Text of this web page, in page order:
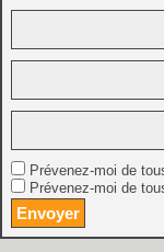
Prévenez-moi de
Prévenez-moi de